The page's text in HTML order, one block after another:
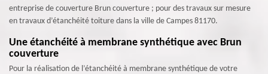
entreprise de couverture Brun couverture ; pour des travaux sur mesure
en travaux d’étanchéité toiture dans la ville de Campes 81170.
Une étanchéité à membrane synthétique avec Brun
couverture
Pour la réalisation de l’étanchéité à membrane synthétique de votre